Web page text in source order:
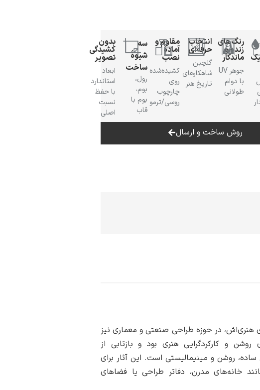
رنگ‌های
زنده و
ماندگار
جوهر UV
با دوام
طولانی
انتخاب
حرفه‌ای
گلچین
شاهکارهای
تاریخ هنر
مقاوم و
آمادهٔ
نصب
کشیده‌شده
روی
چارچوب
روسی/ترمو
سه
شیوهٔ
ساخت
رول،
بوم،
بوم با
قاب
بدون
کشیدگی
تصویر
ابعاد
استاندارد
با حفظ
نسبت
اصلی
روش ساخت و ارسال
هنری‌اش، در حوزه طراحی صنعتی و معماری نیز
و کارکردگرایی هنری بود و بازتابی از
روشن و مینیمالیستی است. این آثار برای
خانه‌های مدرن، دفاتر طراحی یا فضاهای